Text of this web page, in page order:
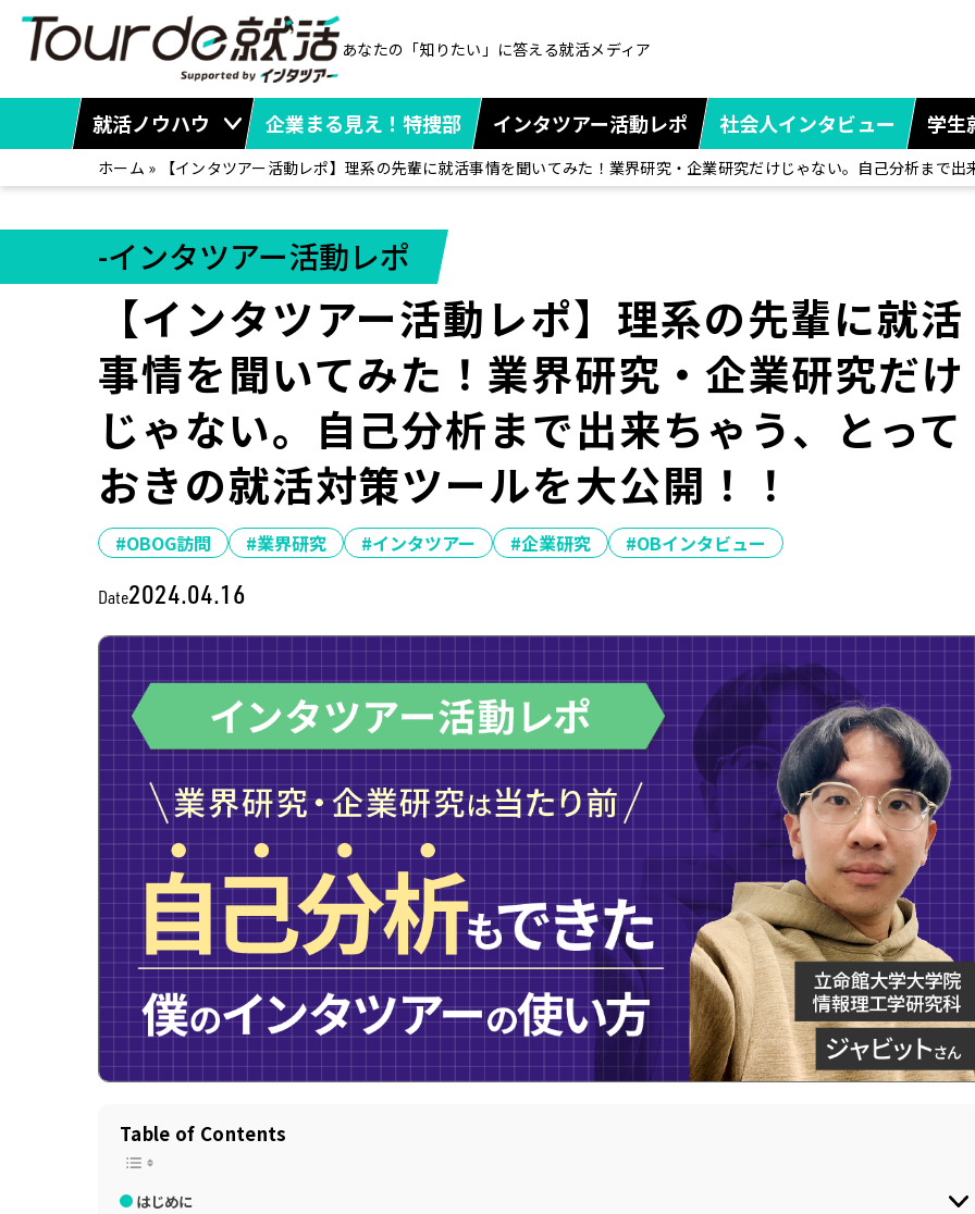
あなたの「知りたい」に答える就活メディア
就活ノウハウ 企業まる見え！特捜部 インタツアー活動レポ 社会人インタビュー 学生
ホーム » 【インタツアー活動レポ】理系の先輩に就活事情を聞いてみた！業界研究・企業研究だけじゃない。自己分析まで
-インタツアー活動レポ
【インタツアー活動レポ】理系の先輩に就活
事情を聞いてみた！業界研究・企業研究だけ
じゃない。自己分析まで出来ちゃう、とって
おきの就活対策ツールを大公開！！
#OBOG訪問 #業界研究 #インタツアー #企業研究 #OBインタビュー
Date2024.04.16
Table of Contents
はじめに